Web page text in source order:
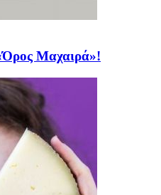
Μαχαιρά»!